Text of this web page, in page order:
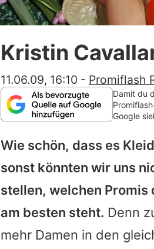
Kristin
11.06.09, 16:10 - Promiflash
Damit du
Google
Wie schön, dass es
sonst könnten wir uns
stellen, welchen
am besten steht. Denn
mehr Damen in den